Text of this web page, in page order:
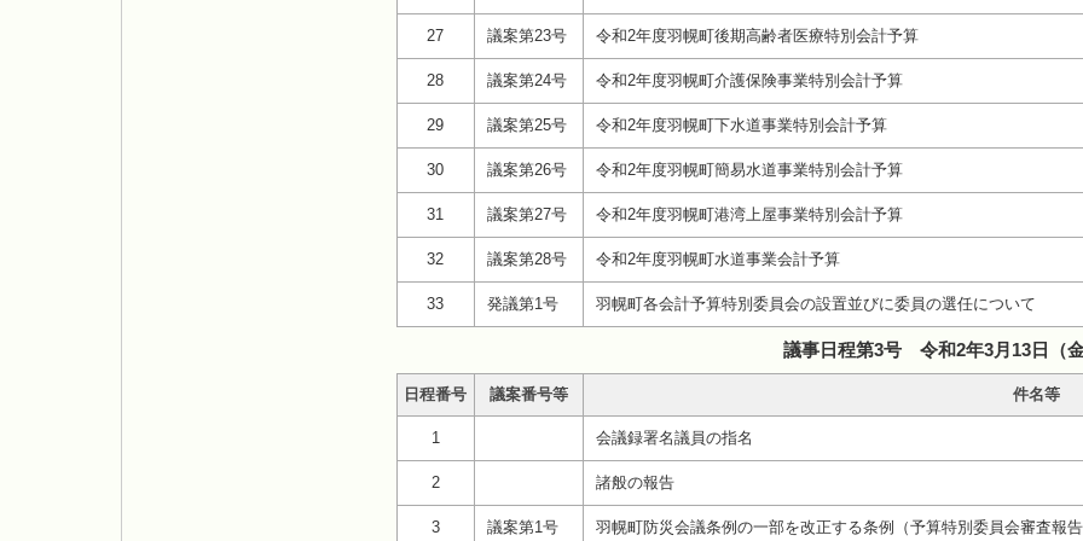
27 議案第23号 令和2年度羽幌町後期高齢者医療特別会計予算
28 議案第24号 令和2年度羽幌町介護保険事業特別会計予算
29 議案第25号 令和2年度羽幌町下水道事業特別会計予算
30 議案第26号 令和2年度羽幌町簡易水道事業特別会計予算
31 議案第27号 令和2年度羽幌町港湾上屋事業特別会計予算
32 議案第28号 令和2年度羽幌町水道事業会計予算
33 発議第1号 羽幌町各会計予算特別委員会の設置並びに委員の選任について
議事日程第3号 令和2年3月13日（
日程番号 議案番号等 件名等
1 会議録署名議員の指名
2 諸般の報告
3 議案第1号 羽幌町防災会議条例の一部を改正する条例（予算特別委員会審査報